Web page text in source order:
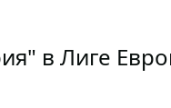
в Лиге